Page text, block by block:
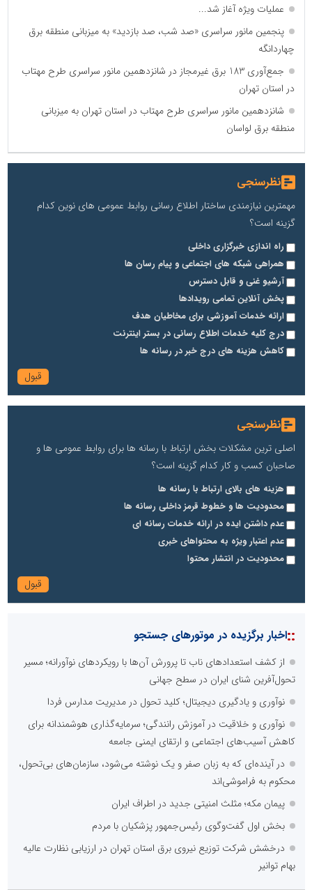
عملیات ویژه آغاز شد...
پنجمین مانور سراسری «صد شب، صد بازدید» به میزبانی منطقه برق
چهاردانگه
جمع‌آوری 183 برق غیرمجاز در شانزدهمین مانور سراسری طرح مهتاب
در استان تهران
شانزدهمین مانور سراسری طرح مهتاب در استان تهران به میزبانی
منطقه برق لواسان
نظرسنجی
مهمترین نیازمندی ساختار اطلاع رسانی روابط عمومی های نوین کدام
گزینه است؟
راه اندازی خبرگزاری داخلی
همراهی شبکه های اجتماعی و پیام رسان ها
آرشیو غنی و قابل دسترس
پخش آنلاین تمامی رویدادها
ارائه خدمات آموزشی برای مخاطیان هدف
درج کلیه خدمات اطلاع رسانی در بستر اینترنت
کاهش هزینه های درج خبر در رسانه ها
نظرسنجی
اصلی ترین مشکلات بخش ارتباط با رسانه ها برای روابط عمومی ها و
صاحبان کسب و کار کدام گزینه است؟
هزینه های بالای ارتباط با رسانه ها
محدودیت ها و خطوط قرمز داخلی رسانه ها
عدم داشتن ایده در ارائه خدمات رسانه ای
عدم اعتبار ویژه به محتواهای خبری
محدودیت در انتشار محتوا
::اخبار برگزیده در موتورهای جستجو
از کشف استعدادهای ناب تا پرورش آن‌ها با رویکردهای نوآورانه؛ مسیر
تحول‌آفرین شنای ایران در سطح جهانی
نوآوری و یادگیری دیجیتال؛ کلید تحول در مدیریت مدارس فردا
نوآوری و خلاقیت در آموزش رانندگی؛ سرمایه‌گذاری هوشمندانه برای
کاهش آسیب‌های اجتماعی و ارتقای ایمنی جامعه
در آینده‌ای که به زبان صفر و یک نوشته می‌شود، سازمان‌های بی‌تحول،
محکوم به فراموشی‌اند
پیمان مکه؛ مثلث امنیتی جدید در اطراف ایران
بخش اول گفت‌وگوی رئیس‌جمهور پزشکیان با مردم
درخشش شرکت توزیع نیروی برق استان تهران در ارزیابی نظارت عالیه
بهام توانیر